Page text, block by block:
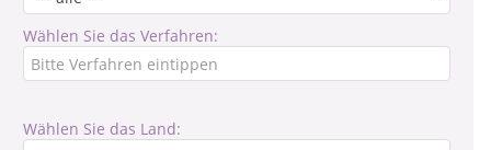
Wählen Sie das Verfahren:
Wählen Sie das Land: